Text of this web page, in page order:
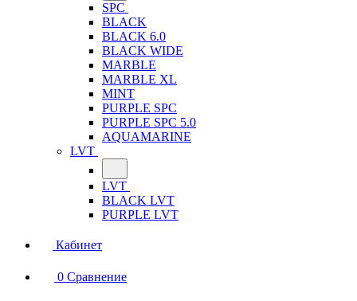
SPC
BLACK
BLACK 6.0
BLACK WIDE
MARBLE
MARBLE XL
MINT
PURPLE SPC
PURPLE SPC 5.0
AQUAMARINE
LVT
LVT
BLACK LVT
PURPLE LVT
Кабинет
0 Сравнение